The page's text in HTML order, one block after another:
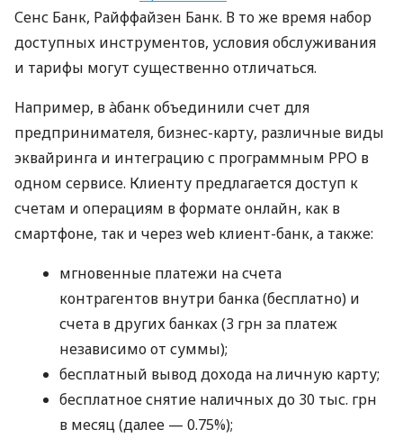
Сенс Банк, Райффайзен Банк. В то же время набор
доступных инструментов, условия обслуживания
и тарифы могут существенно отличаться.
Например, в àбанк объединили счет для
предпринимателя, бизнес-карту, различные виды
эквайринга и интеграцию с программным РРО в
одном сервисе. Клиенту предлагается доступ к
счетам и операциям в формате онлайн, как в
смартфоне, так и через web клиент-банк, а также:
мгновенные платежи на счета
контрагентов внутри банка (бесплатно) и
счета в других банках (3 грн за платеж
независимо от суммы);
бесплатный вывод дохода на личную карту;
бесплатное снятие наличных до 30 тыс. грн
в месяц (далее — 0.75%);